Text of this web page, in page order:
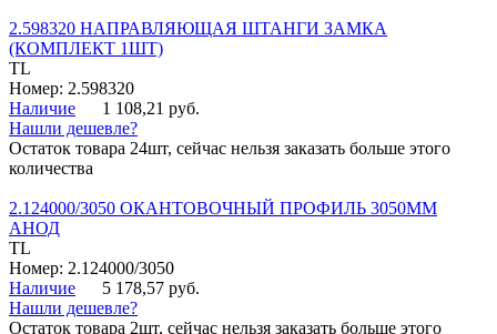
2.598320 НАПРАВЛЯЮЩАЯ ШТАНГИ ЗАМКА
(КОМПЛЕКТ 1ШТ)
TL
Номер: 2.598320
Наличие
1 108,21 руб.
Нашли дешевле?
Остаток товара 24шт, сейчас нельзя заказать больше этого
количества
2.124000/3050 ОКАНТОВОЧНЫЙ ПРОФИЛЬ 3050ММ
АНОД
TL
Номер: 2.124000/3050
Наличие
5 178,57 руб.
Нашли дешевле?
Остаток товара 2шт, сейчас нельзя заказать больше этого